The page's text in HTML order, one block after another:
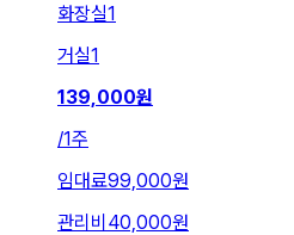
화장실1
거실1
139,000원
/1주
임대료99,000원
관리비 40,000원